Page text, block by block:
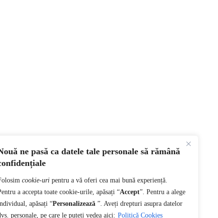
ne pasă ca datele tale personale să rămână
cookie-uri pentru a vă oferi cea mai bună experiență.
a accepta toate cookie-urile, apăsați “Accept”. Pentru a alege
apăsați “Personalizează ”. Aveți drepturi asupra datelor
personale, pe care le puteți vedea aici: Politică Cookies